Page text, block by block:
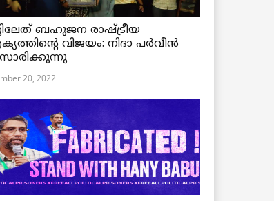
ബഹുജന രാഷ്ട്രീയ
വിജയം: നിദാ പർവീൻ
20, 2022